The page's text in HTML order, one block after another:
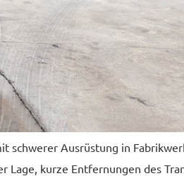
schwerer Ausrüstung in
Lage, kurze Entfernungen des